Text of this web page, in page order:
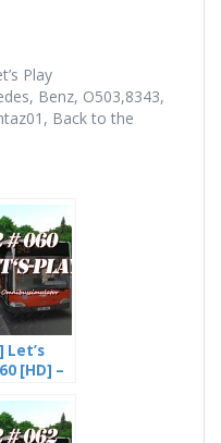
Play
Benz, O503,8343,
Back to the
Let’s
[HD] –